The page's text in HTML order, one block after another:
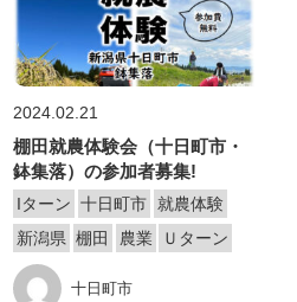
2024.02.21
棚田就農体験会（十日町市・
鉢集落）の参加者募集!
Iターン 十日町市 就農体験
新潟県 棚田 農業 Ｕターン
十日町市